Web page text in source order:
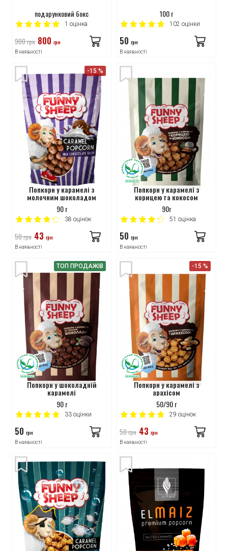
подарунковий бокс
1 оцінка
900грн 800 грн
В наявності
100 г
102 оцінки
50 грн
В наявності
-15 %
Попкорн у карамелі з
молочним шоколадом
90 г
38 оцінок
50грн 43 грн
В наявності
Попкорн у карамелі з
корицею та кокосом
90г
51 оцінка
50 грн
В наявності
ТОП ПРОДАЖІВ
Попкорн у шоколадній
карамелі
90 г
33 оцінки
50 грн
В наявності
-15 %
Попкорн у карамелі з
арахісом
50/90 г
29 оцінок
50грн 43 грн
В наявності